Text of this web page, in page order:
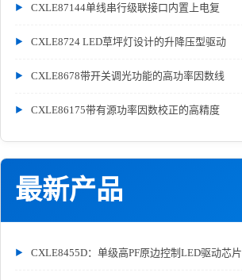
CXLE87144单线串行级联接口内置上电复
CXLE8724 LED草坪灯设计的升降压型驱动
CXLE8678带开关调光功能的高功率因数线
CXLE86175带有源功率因数校正的高精度
最新产品
CXLE8455D：单级高PF原边控制LED驱动芯片